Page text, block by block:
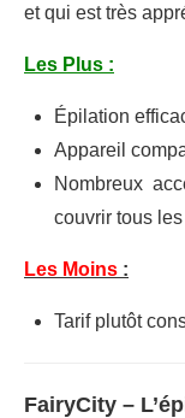
et qui est très
Les Plus :
Épilation
Appareil
Nombreux
couvrir tous
Les Moins :
Tarif plutôt
FairyCity –